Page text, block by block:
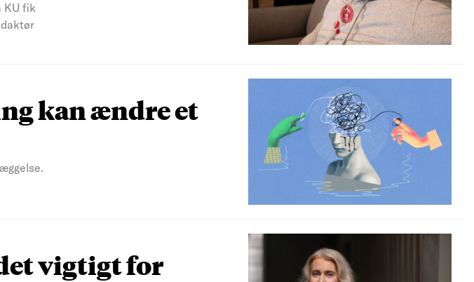
KU fik
kan ændre et
vigtigt for